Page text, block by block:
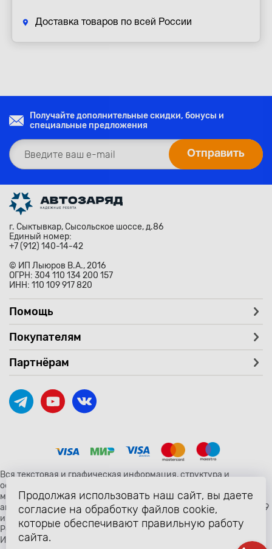
Доставка товаров по всей России
Получайте дополнительные скидки, бонусы и
специальные предложения
г. Сыктывкар, Сысольское шоссе, д.86
Единый номер:
+7 (912) 140-14-42
© ИП Лыюров В.А., 2016
ОГРН: 304 110 134 200 157
ИНН: 110 109 917 820
Помощь
Покупателям
Партнёрам
Вся текстовая и графическая информация, структура и
оформление страницы avtozaryad.ru защищены российскими и
международными законами и соглашениями об охране
авторских прав и интеллектуальной собственности (статьи 1259
и 1260 главы 70 «Авторское право» Гражданского Кодекса
Российской Федерации от 18 декабря 2006 года N 230-ФЗ).
Использование любых материалов сайта разрешено только с
Продолжая использовать наш сайт, вы даете
согласие на обработку файлов cookie,
которые обеспечивают правильную работу
сайта.